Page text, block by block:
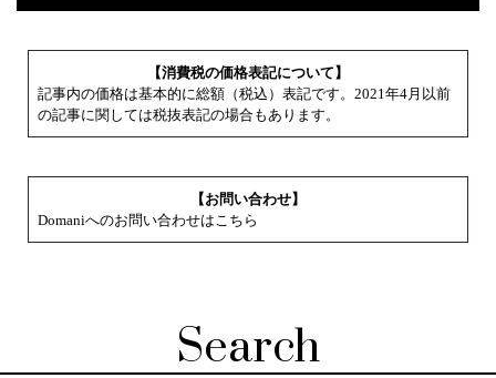
【消費税の価格表記について】
記事内の価格は基本的に総額（税込）表記です。2021年4月以前
の記事に関しては税抜表記の場合もあります。
【お問い合わせ】
Domaniへのお問い合わせはこちら
Search